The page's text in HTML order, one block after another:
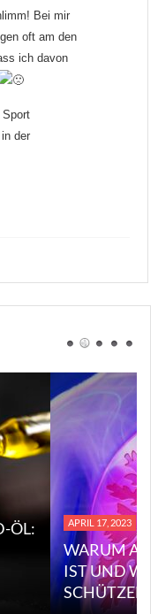
Bei mir
oft am den
ich davon
Sport
der
APRIL 17, 2023
WARUM ASBEST
IST UND WIE MAN
SCHÜTZEN KANN »